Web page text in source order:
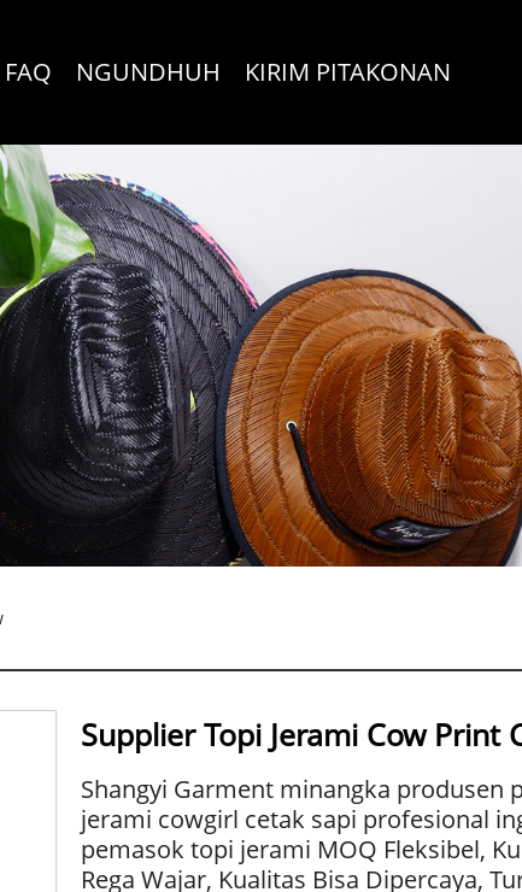
FAQ NGUNDHUH KIRIM PITAKONAN
Supplier Topi Jerami Cow Print
Shangyi Garment minangka produsen
jerami cowgirl cetak sapi profesional
pemasok topi jerami MOQ Fleksibel,
Rega Wajar, Kualitas Bisa Dipercaya,